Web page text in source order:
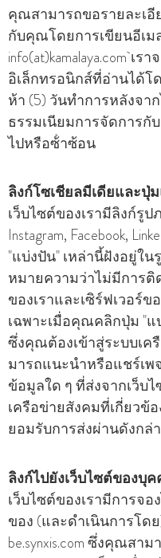
คุณสามารถขอรายละเอี
กับคุณโดยการเขียนอีเ
info(at)kamalaya.com
อิเล็กทรอนิกส์ที่อ่านได้โ
ห้า (5) วันทําการหลังจ
ธรรมเนียมการจัดการกั
ไปหรือซ้ําซ้อน
ลิงก์โซเชียลมีเดียและปุ่
เว็บไซต์ของเรามีลิงก์รู
Instagram, Facebook,
"แบ่งปัน" เหล่านี้ฝังอยู่ใ
หมายความว่าไม่มีการติ
ของเราและเซิร์ฟเวอร์
เฉพาะเมื่อคุณคลิกปุ่ม "
ซึ่งคุณต้องเข้าสู่ระบบเค
มารถแนะนําหรือแชร์เพ
ข้อมูลใด ๆ ที่ส่งจากเว็บ
เครือข่ายสังคมที่เกี่ยวข้
ยอมรับการส่งผ่านดังกล่
ลิงก์ไปยังเว็บไซต์ของบุ
เว็บไซต์ของเรามีการจอ
ของ (และดําเนินการโด
be.synxis.com ซึ่งคุณสา